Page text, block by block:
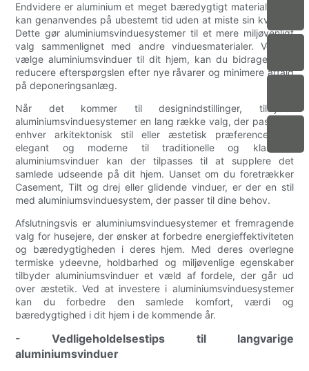
Endvidere er aluminium et meget bæredygtigt materiale, der
kan genanvendes på ubestemt tid uden at miste sin kvalitet.
Dette gør aluminiumsvinduesystemer til et mere miljøvenligt
valg sammenlignet med andre vinduesmaterialer. Ved at
vælge aluminiumsvinduer til dit hjem, kan du bidrage til at
reducere efterspørgslen efter nye råvarer og minimere affald
på deponeringsanlæg.
Når det kommer til designindstillinger, tilbyder
aluminiumsvinduesystemer en lang række valg, der passer til
enhver arkitektonisk stil eller æstetisk præference. Fra
elegant og moderne til traditionelle og klassiske
aluminiumsvinduer kan der tilpasses til at supplere det
samlede udseende på dit hjem. Uanset om du foretrækker
Casement, Tilt og drej eller glidende vinduer, er der en stil
med aluminiumsvinduesystem, der passer til dine behov.
Afslutningsvis er aluminiumsvinduesystemer et fremragende
valg for husejere, der ønsker at forbedre energieffektiviteten
og bæredygtigheden i deres hjem. Med deres overlegne
termiske ydeevne, holdbarhed og miljøvenlige egenskaber
tilbyder aluminiumsvinduer et væld af fordele, der går ud
over æstetik. Ved at investere i aluminiumsvinduesystemer
kan du forbedre den samlede komfort, værdi og
bæredygtighed i dit hjem i de kommende år.
- Vedligeholdelsestips til langvarige
aluminiumsvinduer